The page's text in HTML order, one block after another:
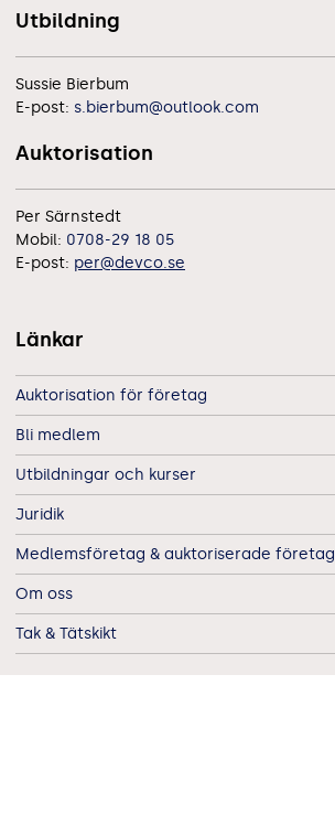
Utbildning
Sussie Bierbum
E-post: s.bierbum@outlook.com
Auktorisation
Per Särnstedt
Mobil: 0708-29 18 05
E-post: per@devco.se
Länkar
Auktorisation för företag
Bli medlem
Utbildningar och kurser
Juridik
Medlemsföretag & auktoriserade företag
Om oss
Tak & Tätskikt